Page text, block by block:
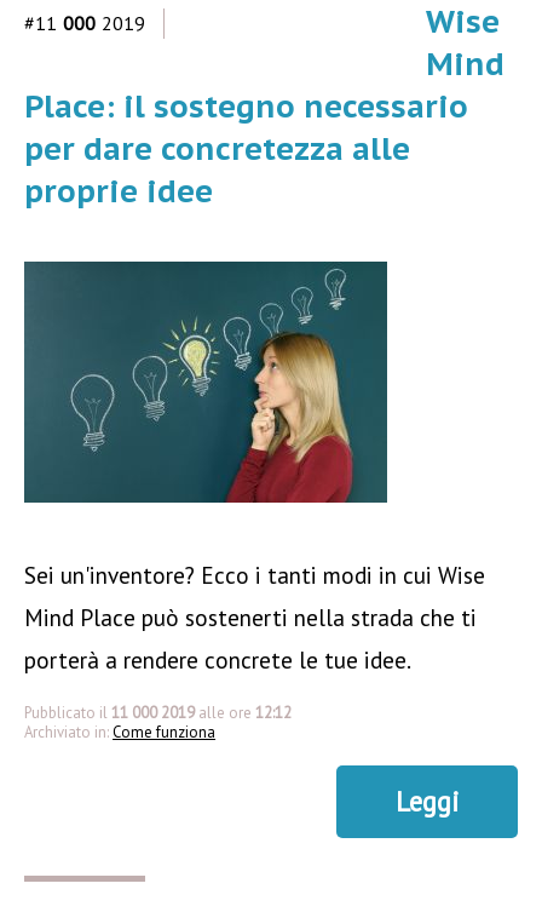
#11 000 2019
Wise
Mind
Place: il sostegno necessario
per dare concretezza alle
proprie idee
Sei un'inventore? Ecco i tanti modi in cui Wise
Mind Place può sostenerti nella strada che ti
porterà a rendere concrete le tue idee.
Pubblicato il 11 000 2019 alle ore 12:12
Archiviato in:Come funziona
Leggi